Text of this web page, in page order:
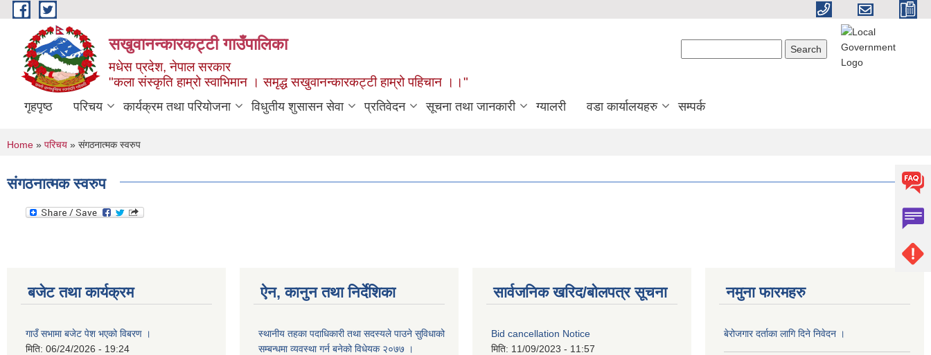
Skip to main content
सखुवानन्कारकट्टी गाउँपालिका
मधेस प्रदेश, नेपाल सरकार
"कला संस्कृति हाम्रो स्वाभिमान । समृद्ध सखुवानन्कारकट्टी हाम्रो पहिचान ।।"
गृहपृष्ठ परिचय कार्यक्रम तथा परियोजना विधुतीय शुसासन सेवा प्रतिवेदन सूचना तथा जानकारी ग्यालरी वडा कार्यालयहरु सम्पर्क
You are here
Home » परिचय » संगठनात्मक स्वरुप
संगठनात्मक स्वरुप
बजेट तथा कार्यक्रम
गाउँ सभामा बजेट पेश भएको विबरण ।
मिति: 06/24/2026 - 19:24
ऐन, कानुन तथा निर्देशिका
स्थानीय तहका पदाधिकारी तथा सदस्यले पाउने सुविधाको
सम्बन्धमा व्यवस्था गर्न बनेको विधेयक २०७७ ।
सार्वजनिक खरिद/बोलपत्र सूचना
Bid cancellation Notice
मिति: 11/09/2023 - 11:57
नमुना फारमहरु
बेरोजगार दर्ताका लागि दिने निवेदन ।